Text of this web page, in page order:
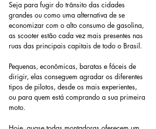
Seja para fugir do trânsito das cidades
grandes ou como uma alternativa de se
economizar com o alto consumo de gasolina,
as scooter estão cada vez mais presentes nas
ruas das principais capitais de todo o Brasil.
Pequenas, econômicas, baratas e fáceis de
dirigir, elas conseguem agradar os diferentes
tipos de pilotos, desde os mais experientes,
ou para quem está comprando a sua primeira
moto.